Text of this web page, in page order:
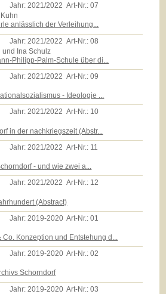
Jahr:2021/2022 Art-Nr.:07
anlässlich der Verleihung...
Jahr: 2021/2022 Art-Nr.:08
und Ina Schulz
Philipp-Palm-Schule über di...
Jahr:2021/2022 Art-Nr.:09
- Ideologie ...
Jahr:2021/2022 Art-Nr.: 10
in der nachkriegszeit (Abstr...
Jahr:2021/2022 Art-Nr.: 11
- und wie zwei a...
Jahr:2021/2022 Art-Nr.: 12
(Abstract)
Jahr: 2019-2020 Art-Nr.:01
Co. Konzeption und Entstehung d...
Jahr:2019-2020 Art-Nr.:02
Schorndorf
Jahr: 2019-2020 Art-Nr.:03